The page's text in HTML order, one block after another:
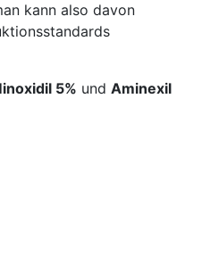
kann also davon
5% und Aminexil